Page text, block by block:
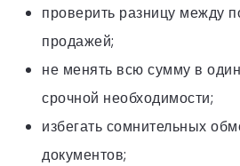
проверить разницу между
продажей;
не менять всю сумму в
срочной необходимости;
избегать сомнительных
документов;